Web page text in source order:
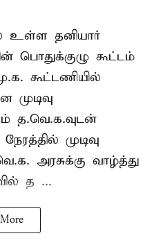
தனியார்
பொதுக்குழு கூட்டம்
கூட்டணியில்
முடிவு
த.வெ.க.வுடன்
முடிவு
அரசுக்கு வாழ்த்து
த ...